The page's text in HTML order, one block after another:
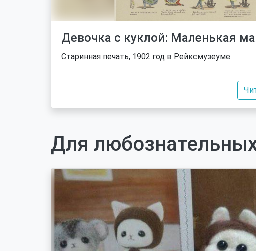
Девочка с куклой: Маленькая
Старинная печать, 1902 год в Рейксмузеуме
Для